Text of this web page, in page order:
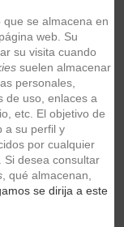
y bajos
recto - jack
se almacena en
web. Su
su visita cuando
suelen almacenar
personales,
de uso, enlaces a
etc. El objetivo de
a su perfil y
por cualquier
Si desea consultar
, qué almacenan,
se dirija a este